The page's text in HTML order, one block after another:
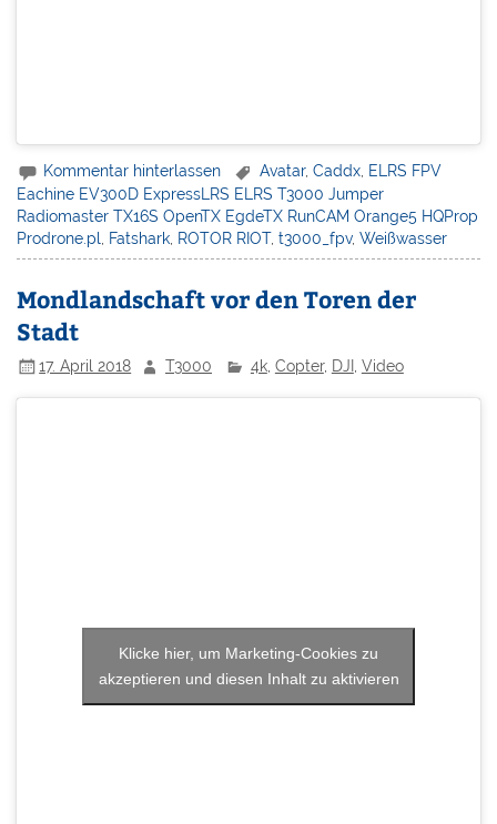
Kommentar hinterlassen Avatar,Caddx ELRS FPV
Eachine EV300D ExpressLRS ELRS T3000 Jumper
Radiomaster TX16S OpenTX EgdeTX RunCAM Orange5 HQProp
Prodrone.pl
Fatshark ROTOR RIOT,t3000_fpv,Weißwasser
Mondlandschaft vor den Toren der
Stadt
17. April 2018 T3000 4k, Copter, DJI Video
Klicke hier, um Marketing-Cookies zu
akzeptieren und diesen Inhalt zu aktivieren